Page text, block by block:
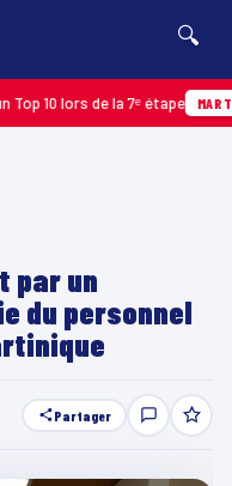
🔍
lors de la 7ᵉ étape
par un
du personnel
Partager